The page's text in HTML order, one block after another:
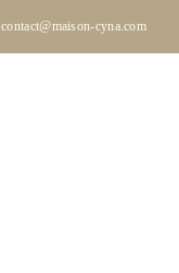
contact@maison-cyna.com